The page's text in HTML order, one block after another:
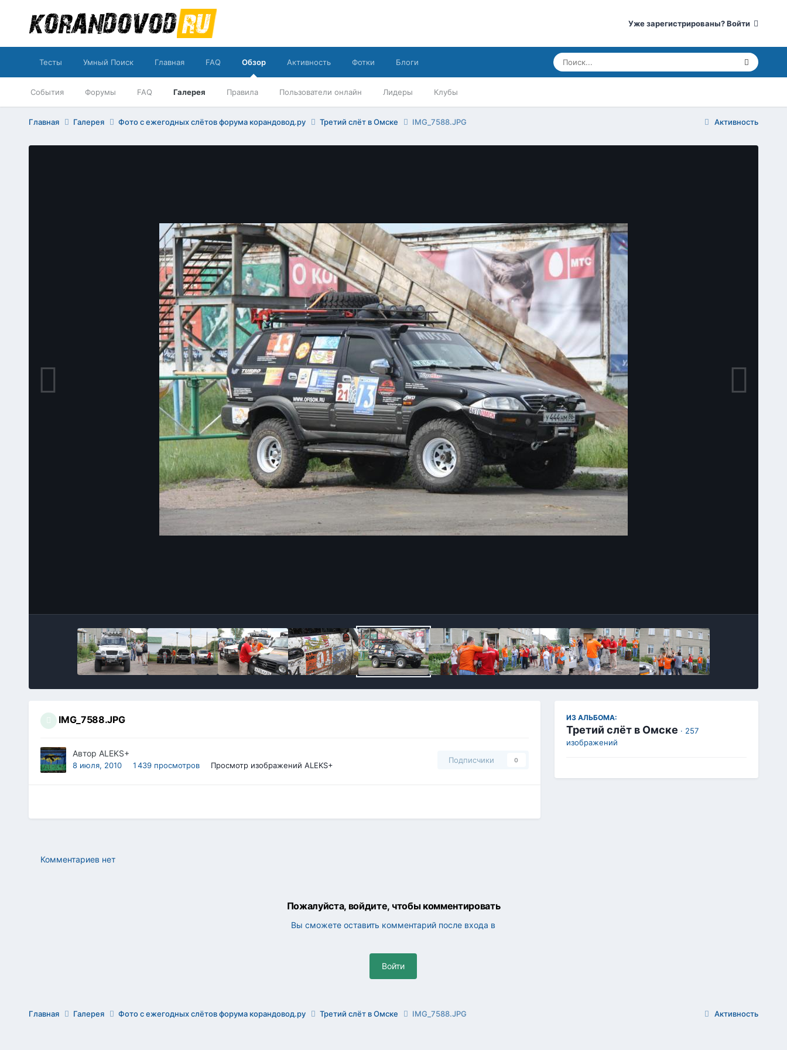
Уже зарегистрированы? Войти
Тесты Умный Поиск Главная FAQ Обзор
События Форумы FAQ Галерея Правила Пользователи онлайн Лидеры Клубы
Активность Фотки Блоги
Активность
Главная Галерея Фото с ежегодных слётов форума корандовод.ру Третий слёт в Омске IMG_7588.JPG
IMG_7588.JPG
Автор ALEKS+
8 июля, 2010 1 439 просмотров Просмотр изображений ALEKS+
Подписчики 0
ИЗ АЛЬБОМА:
Третий слёт в Омске · 257
изображений
Комментариев нет
Пожалуйста, войдите, чтобы комментировать
Вы сможете оставить комментарий после входа в
Войти
Активность
Главная Галерея Фото с ежегодных слётов форума корандовод.ру Третий слёт в Омске IMG_7588.JPG